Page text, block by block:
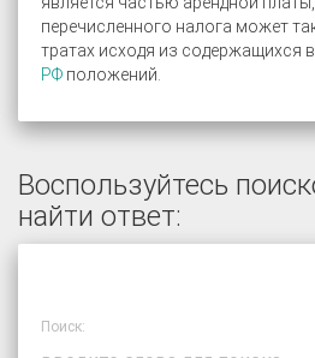
перечисленного налога может
тратах исходя из содержащихся
РФ положений.
Воспользуйтесь
найти ответ:
Поиск: